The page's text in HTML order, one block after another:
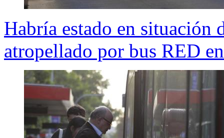
Habría estado en situación
atropellado por bus RED